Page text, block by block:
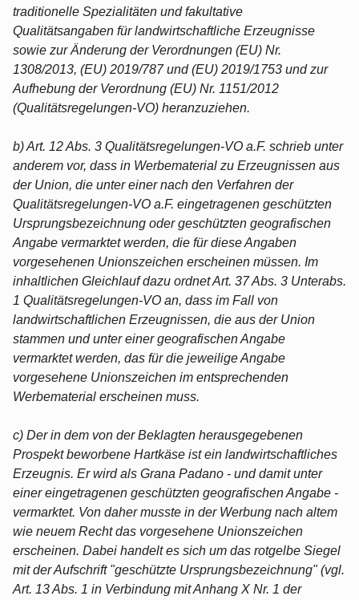
traditionelle Spezialitäten und fakultative
Qualitätsangaben für landwirtschaftliche Erzeugnisse
sowie zur Änderung der Verordnungen (EU) Nr.
1308/2013, (EU) 2019/787 und (EU) 2019/1753 und zur
Aufhebung der Verordnung (EU) Nr. 1151/2012
(Qualitätsregelungen-VO) heranzuziehen.
b) Art. 12 Abs. 3 Qualitätsregelungen-VO a.F. schrieb unter
anderem vor, dass in Werbematerial zu Erzeugnissen aus
der Union, die unter einer nach den Verfahren der
Qualitätsregelungen-VO a.F. eingetragenen geschützten
Ursprungsbezeichnung oder geschützten geografischen
Angabe vermarktet werden, die für diese Angaben
vorgesehenen Unionszeichen erscheinen müssen. Im
inhaltlichen Gleichlauf dazu ordnet Art. 37 Abs. 3 Unterabs.
1 Qualitätsregelungen-VO an, dass im Fall von
landwirtschaftlichen Erzeugnissen, die aus der Union
stammen und unter einer geografischen Angabe
vermarktet werden, das für die jeweilige Angabe
vorgesehene Unionszeichen im entsprechenden
Werbematerial erscheinen muss.
c) Der in dem von der Beklagten herausgegebenen
Prospekt beworbene Hartkäse ist ein landwirtschaftliches
Erzeugnis. Er wird als Grana Padano - und damit unter
einer eingetragenen geschützten geografischen Angabe -
vermarktet. Von daher musste in der Werbung nach altem
wie neuem Recht das vorgesehene Unionszeichen
erscheinen. Dabei handelt es sich um das rotgelbe Siegel
mit der Aufschrift "geschützte Ursprungsbezeichnung" (vgl.
Art. 13 Abs. 1 in Verbindung mit Anhang X Nr. 1 der